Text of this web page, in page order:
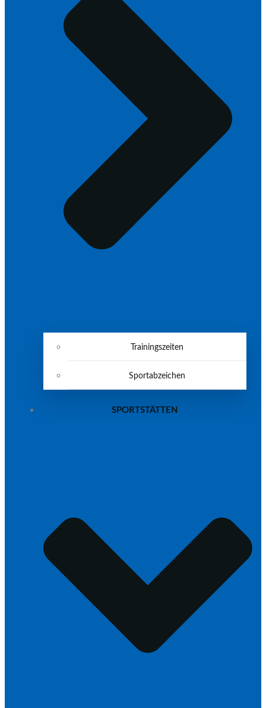
Trainingszeiten
Sportabzeichen
SPORTSTÄTTEN